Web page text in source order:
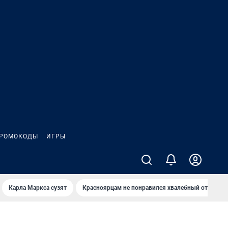
ИГРЫ
Карла Маркса сузят Красноярцам не понравился хвалебный отзыв о